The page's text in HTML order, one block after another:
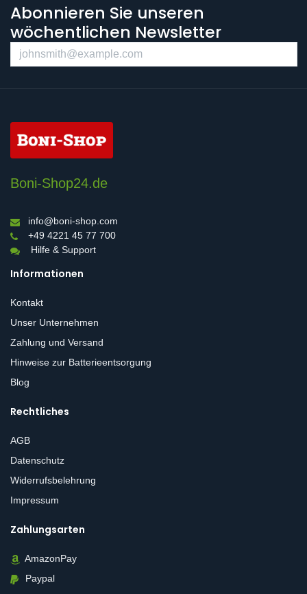
Abonnieren Sie unseren
wöchentlichen Newsletter
Boni-Shop24.de
info@boni-shop.com
+49 4221 45 77 700
Hilfe & Support
Informationen
Kontakt
Unser Unternehmen
Zahlung und Versand
Hinweise zur Batterieentsorgung
Blog
Rechtliches
AGB
Datenschutz
Widerrufsbelehrung
Impressum
Zahlungsarten
AmazonPay
Paypal